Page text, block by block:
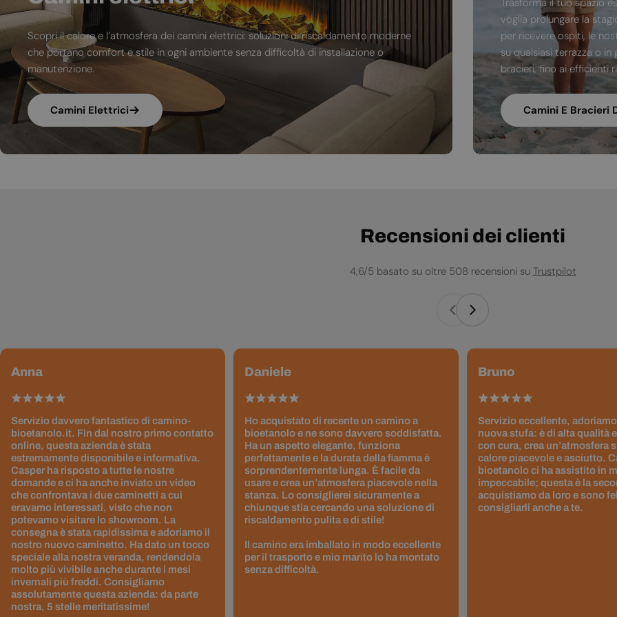
Scopri il calore e l’atmosfera dei camini elettrici: soluzioni di riscaldamento moderne
che portano comfort e stile in ogni ambiente senza difficoltà di installazione o
manutenzione.
Camini Elettrici
Trasforma il tuo spazio
voglia prolungare la
per ricevere ospiti, le
su qualsiasi terrazza o
bracieri, fino ai efficienti
Camini E Bracieri
Recensioni dei clienti
4,6/5 basato su oltre 508 recensioni su Trustpilot
Anna
Servizio davvero fantastico di camino-
bioetanolo.it. Fin dal nostro primo contatto
online, questa azienda è stata
estremamente disponibile e informativa.
Casper ha risposto a tutte le nostre
domande e ci ha anche inviato un video
che confrontava i due caminetti a cui
eravamo interessati, visto che non
potevamo visitare lo showroom. La
consegna è stata rapidissima e adoriamo il
nostro nuovo caminetto. Ha dato un tocco
speciale alla nostra veranda, rendendola
molto più vivibile anche durante i mesi
invernali più freddi. Consigliamo
assolutamente questa azienda: da parte
nostra, 5 stelle meritatissime!
Daniele
Ho acquistato di recente un camino a
bioetanolo e ne sono davvero soddisfatta.
Ha un aspetto elegante, funziona
perfettamente e la durata della fiamma è
sorprendentemente lunga. È facile da
usare e crea un’atmosfera piacevole nella
stanza. Lo consiglierei sicuramente a
chiunque stia cercando una soluzione di
riscaldamento pulita e di stile!
Il camino era imballato in modo eccellente
per il trasporto e mio marito lo ha montato
senza difficoltà.
Bruno
Servizio eccellente,
nuova stufa: è di alta qualità
con cura, crea un’atmosfera
calore piacevole e asciutto.
bioetanolo ci ha assistito in
impeccabile; questa è la
acquistiamo da loro e sono
consigliarli anche a te.